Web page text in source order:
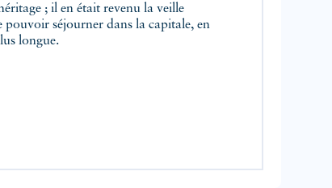
; il en était revenu la veille
pouvoir séjourner dans la capitale, en
longue.